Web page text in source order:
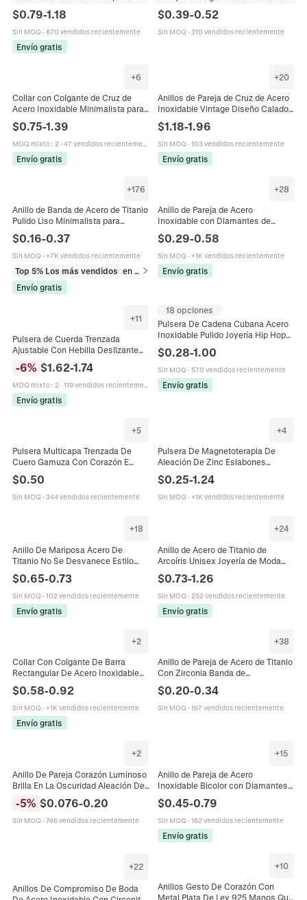
Pulida Espejo Para Mujeres
$0.79-1.18
Sin MOQ · 670 vendidos recientemente
Envío gratis
Hombres Mujeres Pareja
$0.39-0.52
Sin MOQ · 310 vendidos recientemente
+6
Collar con Colgante de Cruz de
Acero Inoxidable Minimalista para
Parejas Unisex Metal Pulido Joyería
Religiosa Regalo Collar de Cruz
$0.75-1.39
MOQ mixto: 2· 47 vendidos recientemente
Envío gratis
+20
Anillos de Pareja de Cruz de Acero
Inoxidable Vintage Diseño Calado
para Hombre Mujer Negro Plata
Pulido Cepillado Joyería de Boda
$1.18-1.96
Sin MOQ · 103 vendidos recientemente
Envío gratis
+176
Anillo de Banda de Acero de Titanio
Pulido Liso Minimalista para
Hombre Mujer Pareja Joyería de
Dedo Geométrica Simple
$0.16-0.37
Sin MOQ · +7K vendidos recientemente
Top 5% Los más vendidos
en Anillos
Envío gratis
+28
Anillo de Pareja de Acero
Inoxidable con Diamantes de
Imitación Chapado en Oro Plata
Simple Minimalista para Hombre
Mujer Joyería
$0.29-0.58
Sin MOQ · +1K vendidos recientemente
Envío gratis
+11
Pulsera de Cuerda Trenzada
Ajustable Con Hebilla Deslizante
de Acero Inoxidable Cordón Rojo
de la Suerte Pulsera de Pareja
-6% $1.62-1.74
MOQ mixto: 2· 119 vendidos recientemente
Envío gratis
18 opciones
Pulsera De Cadena Cubana Acero
Inoxidable Pulido Joyería Hip Hop
Para Hombres Mujeres Parejas
Minimalista
$0.28-1.00
Sin MOQ · 570 vendidos recientemente
Envío gratis
+5
Pulsera Multicapa Trenzada De
Cuero Gamuza Con Corazón E
Infinito Joyería Informal Moda
Regalo Para Parejas Mujeres
$0.50
Sin MOQ · 344 vendidos recientemente
+4
Pulsera De Magnetoterapia De
Aleación De Zinc Eslabones
Módulos Desmontables Para
Hombres Mujeres Parejas Estilo
Geométrico
$0.25-1.24
Sin MOQ · +1K vendidos recientemente
+18
Anillo De Mariposa Acero De
Titanio No Se Desvanece Estilo
Pareja Moda Dedo
$0.65-0.73
Sin MOQ · 102 vendidos recientemente
Envío gratis
+24
Anillo de Acero de Titanio de
Arcoíris Unisex Joyería de Moda
de Banda Tema Pride
$0.73-1.26
Sin MOQ · 252 vendidos recientemente
Envío gratis
+2
Collar Con Colgante De Barra
Rectangular De Acero Inoxidable
Grabado I Love You Forever Always
Joyería De Pilar
$0.58-0.92
Sin MOQ · +1K vendidos recientemente
Envío gratis
+38
Anillo de Pareja de Acero de Titanio
Con Zirconia Banda de
Compromiso de Acero Inoxidable
Pulido Joyería de Regalo
$0.20-0.34
Sin MOQ · 167 vendidos recientemente
+2
Anillo De Pareja Corazón Luminoso
Brilla En La Oscuridad Aleación De
Romántica
-5% $0.076-0.20
Sin MOQ · 746 vendidos recientemente
+15
Anillo de Pareja de Acero
Inoxidable Bicolor con Diamantes
Incrustada para Hombre Mujer
Joyería de Moda Regalo
$0.45-0.79
Sin MOQ · 162 vendidos recientemente
Envío gratis
+22
Anillos De Compromiso De Boda
+10
Anillos Gesto De Corazón Con
Metal Plata De Ley 925 Manos Que